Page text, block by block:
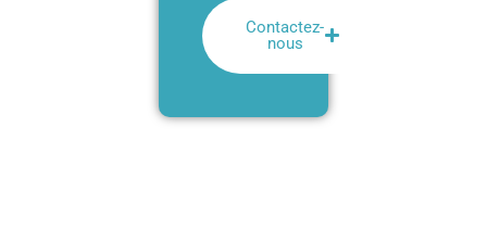
Contactez-
nous